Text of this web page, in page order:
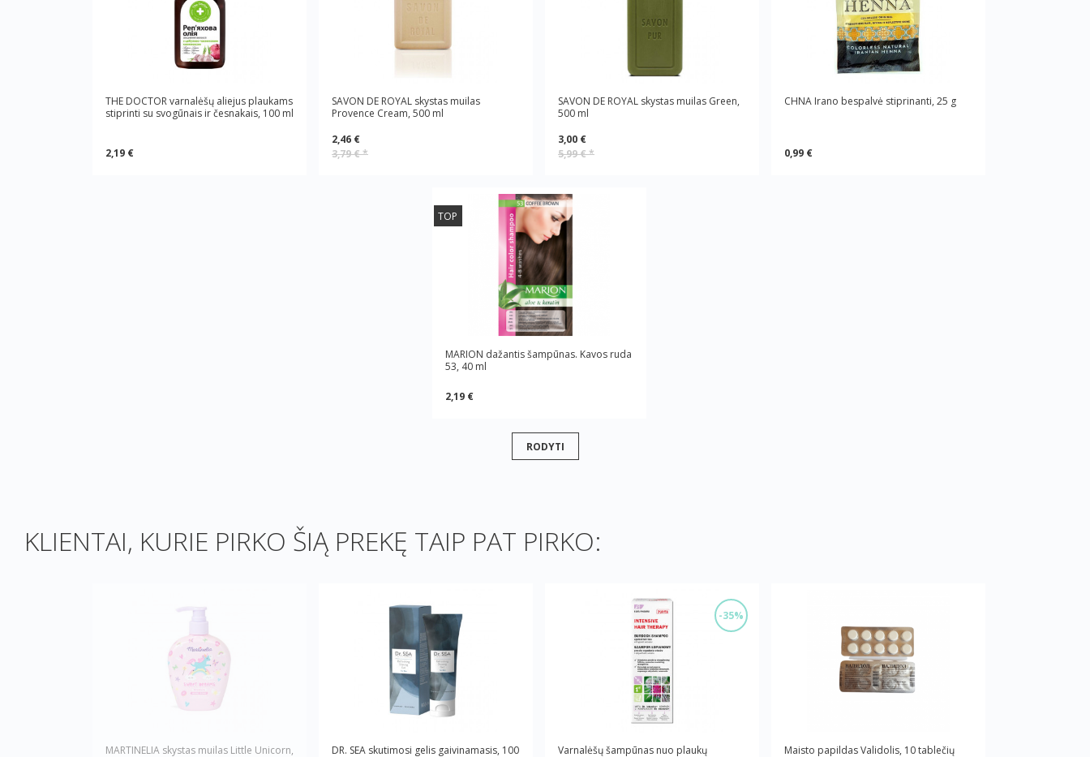
THE DOCTOR varnalėšų aliejus plaukams
stiprinti su svogūnais ir česnakais, 100 ml
2,19 €
SAVON DE ROYAL skystas muilas
Provence Cream, 500 ml
2,46 €
3,79 €*
SAVON DE ROYAL skystas muilas Green,
500 ml
3,00 €
5,99 €*
CHNA Irano bespalvė stiprinanti, 25 g
0,99 €
TOP
MARION dažantis šampūnas. Kavos ruda
53, 40 ml
2,19 €
RODYTI
KLIENTAI, KURIE PIRKO ŠIĄ PREKĘ TAIP PAT PIRKO:
MARTINELIA skystas muilas Little Unicorn,
DR. SEA skutimosi gelis gaivinamasis, 100
-35%
Varnalėšų šampūnas nuo plaukų
Maisto papildas Validolis, 10 tablečių